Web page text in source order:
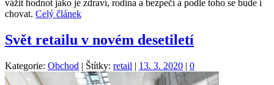
vážit hodnot jako je zdraví, rodina a bezpečí a podle toho se bude i
chovat. Celý článek
Svět retailu v novém desetiletí
Kategorie: Obchod | Štítky: retail | 13. 3. 2020 | 0